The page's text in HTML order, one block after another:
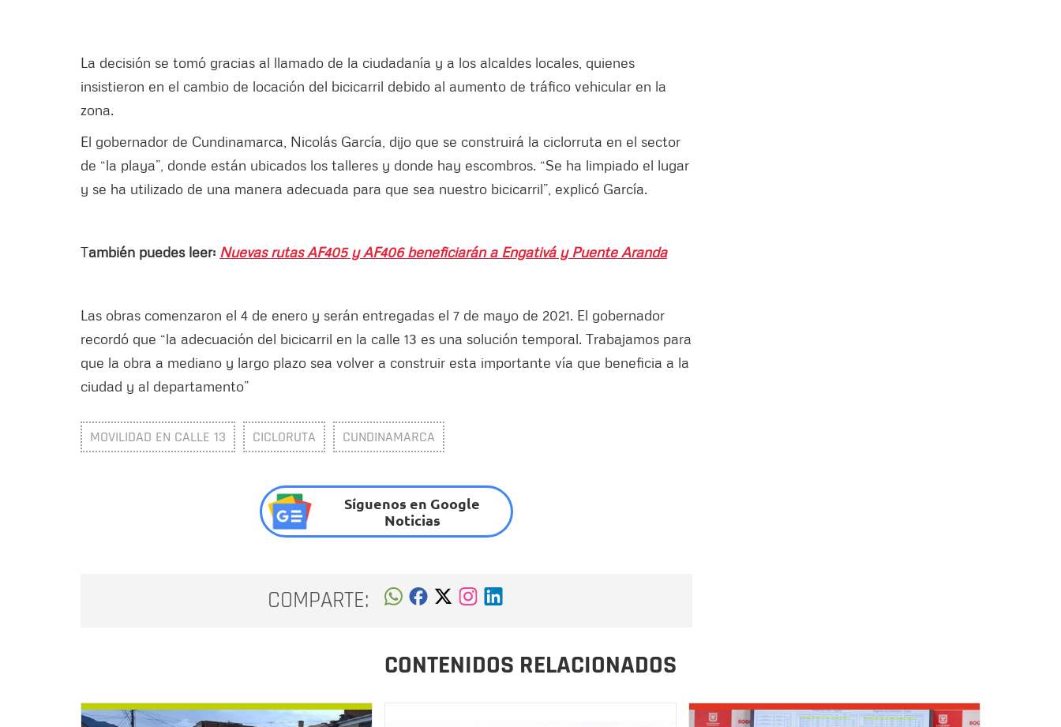
La decisión se tomó gracias al llamado de la ciudadanía y a los alcaldes locales, quienes
insistieron en el cambio de locación del bicicarril debido al aumento de tráfico vehicular en la
zona.
El gobernador de Cundinamarca, Nicolás García, dijo que se construirá la ciclorruta en el sector
de “la playa”, donde están ubicados los talleres y donde hay escombros. “Se ha limpiado el lugar
y se ha utilizado de una manera adecuada para que sea nuestro bicicarril”, explicó García.
También puedes leer: Nuevas rutas AF405 y AF406 beneficiarán a Engativá y Puente Aranda
Las obras comenzaron el 4 de enero y serán entregadas el 7 de mayo de 2021. El gobernador
recordó que “la adecuación del bicicarril en la calle 13 es una solución temporal. Trabajamos para
que la obra a mediano y largo plazo sea volver a construir esta importante vía que beneficia a la
ciudad y al departamento”
MOVILIDAD EN CALLE 13 CICLORUTA CUNDINAMARCA
Síguenos en Google
Noticias
COMPARTE:
CONTENIDOS RELACIONADOS